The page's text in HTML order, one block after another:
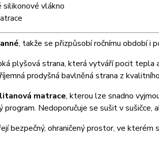
silikonové vlákno
, takže se přizpůsobí ročnímu období i
plyšová strana, která vytváří pocit tepla
prodyšná bavlněná strana z
matrace, kterou lze snadno
Nedoporučuje se sušit v
bezpečný, ohraničený prostor, ve kterém